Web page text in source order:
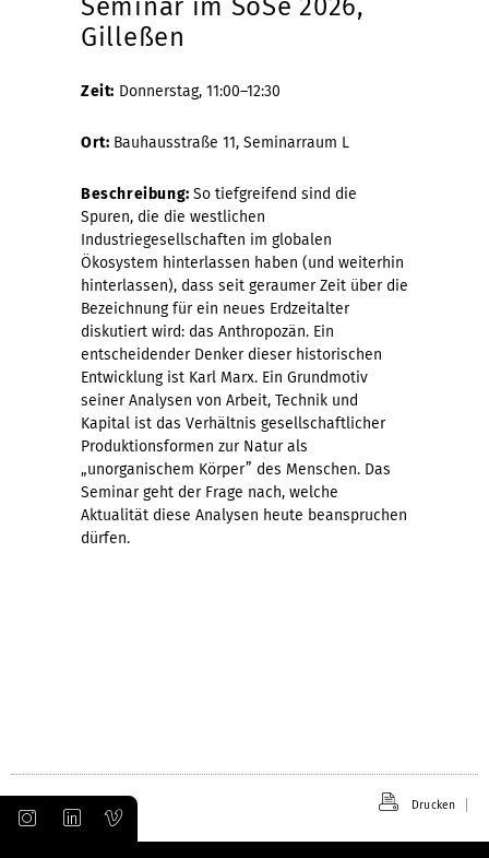
Gilleßen
Zeit: Donnerstag, 11:00–12:30
Ort: Bauhausstraße 11, Seminarraum L
Beschreibung:So tiefgreifend sind die
Spuren, die die westlichen
Industriegesellschaften im globalen
Ökosystem hinterlassen haben (und weiterhin
hinterlassen), dass seit geraumer Zeit über die
Bezeichnung für ein neues Erdzeitalter
diskutiert wird: das Anthropozän. Ein
entscheidender Denker dieser historischen
Entwicklung ist Karl Marx. Ein Grundmotiv
seiner Analysen von Arbeit, Technik und
Kapital ist das Verhältnis gesellschaftlicher
Produktionsformen zur Natur als
„unorganischem Körper” des Menschen. Das
Seminar geht der Frage nach, welche
Aktualität diese Analysen heute beanspruchen
dürfen.
Drucken